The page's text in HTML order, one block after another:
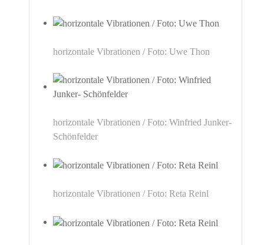
horizontale Vibrationen / Foto: Uwe Thon
horizontale Vibrationen / Foto: Winfried Junker-
Schönfelder
horizontale Vibrationen / Foto: Reta Reinl